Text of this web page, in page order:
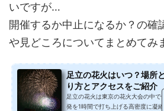
いですが…
開催するか中止になるか？の確
や見どころについてまとめてみ
足立の花火はいつ？場所
り方とアクセスをご紹介
足立の花火は東京の花火大会の中で
発を1時間で打ち上げる高密度に凝